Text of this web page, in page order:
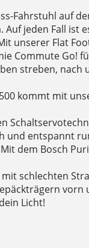
Fahrstuhl auf
jeden Fall ist
unserer Flat
Commute Go!
streben, nach
kommt mit
und entspannt
dem Bosch
schlechten
vorn
Licht!